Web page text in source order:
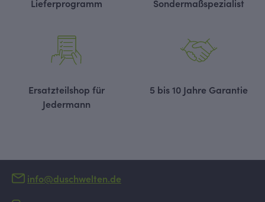
Lieferprogramm
Sondermaßspezialist
Ersatzteilshop für
Jedermann
5 bis 10 Jahre Garantie
info@duschwelten.de